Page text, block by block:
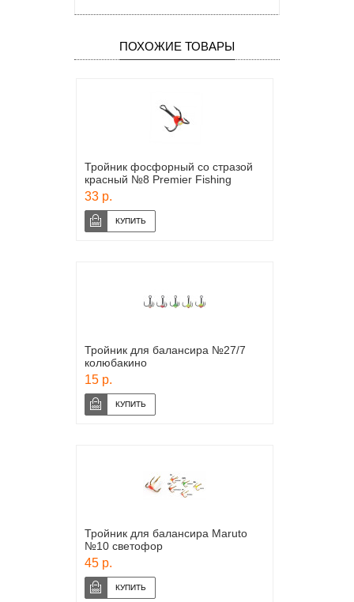
ПОХОЖИЕ ТОВАРЫ
Тройник фосфорный со стразой
красный №8 Premier Fishing
33 р.
Тройник для балансира №27/7
колюбакино
15 р.
Тройник для балансира Maruto
№10 светофор
45 р.